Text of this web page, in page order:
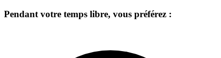
Pendant votre temps libre, vous préférez :